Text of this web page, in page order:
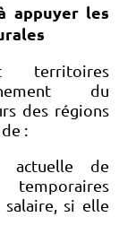
appuyer les
territoires
du
des régions
:
actuelle de
si elle